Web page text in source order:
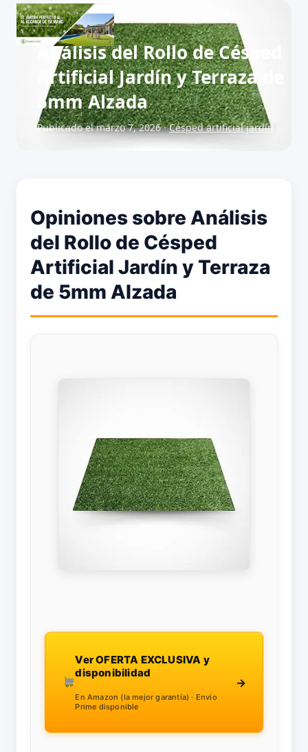
Análisis del Rollo de Césped
Artificial Jardín y Terraza de
5mm Alzada
Publicado el marzo 7, 2026 ·Césped artificial jardín
Opiniones sobre Análisis
del Rollo de Césped
Artificial Jardín y Terraza
de 5mm Alzada
Ver OFERTA EXCLUSIVA y
disponibilidad
En Amazon (la mejor garantía) · Envío
Prime disponible
→